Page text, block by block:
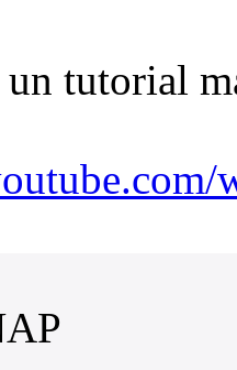
tutorial